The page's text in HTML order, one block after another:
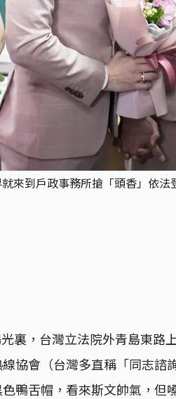
來到戶政事務所搶「頭香」依法
裏，台灣立法院外青島東路
協會（台灣多直稱「同志諮
鴨舌帽，看來斯文帥氣，但